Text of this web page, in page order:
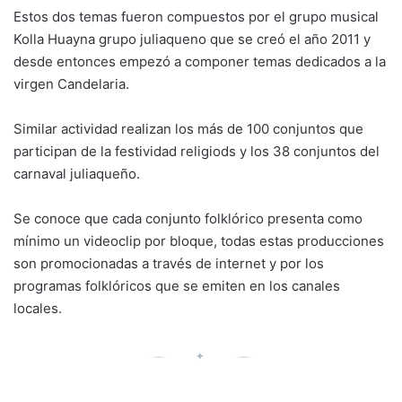
Estos dos temas fueron compuestos por el grupo musical
Kolla Huayna grupo juliaqueno que se creó el año 2011 y
desde entonces empezó a componer temas dedicados a la
virgen Candelaria.
Similar actividad realizan los más de 100 conjuntos que
participan de la festividad religiods y los 38 conjuntos del
carnaval juliaqueño.
Se conoce que cada conjunto folklórico presenta como
mínimo un videoclip por bloque, todas estas producciones
son promocionadas a través de internet y por los
programas folklóricos que se emiten en los canales
locales.
✦